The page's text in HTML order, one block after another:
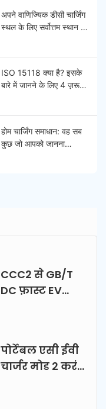
अपने वाणिज्यिक डीसी चार्जिंग
स्थल के लिए सर्वोत्तम स्थान का
ISO 15118 क्या है? इसके
बारे में जानने के लिए 4 ज़रूरी
होम चार्जिंग समाधान: वह सब
कुछ जो आपको जानना
CCC2 से GB/T
DC फ़ास्ट EV
पोर्टेबल एसी ईवी
चार्जर मोड 2 करंट